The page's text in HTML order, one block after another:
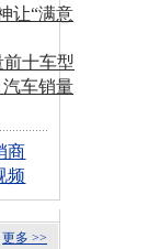
让“满意
前十车型
汽车销量
商
频
更多 >>